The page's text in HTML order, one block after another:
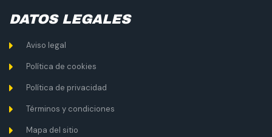
DATOS LEGALES
Aviso legal
Política de cookies
Política de privacidad
Términos y condiciones
Mapa del sitio